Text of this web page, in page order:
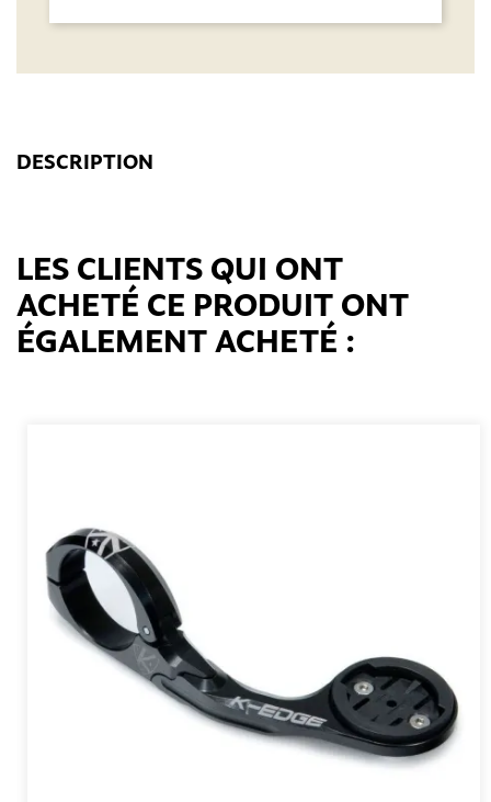
DESCRIPTION
LES CLIENTS QUI ONT
ACHETÉ CE PRODUIT ONT
ÉGALEMENT ACHETÉ :